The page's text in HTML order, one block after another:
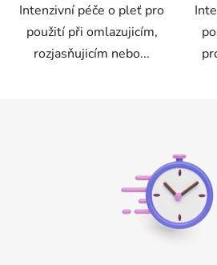
Intenzivní péče o pleť pro
použití při omlazujicím,
rozjasňujicím nebo...